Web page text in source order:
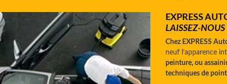
EXPRESS
LAISSEZ-NOUS
Chez EXPRESS
neuf l’apparence
peinture, ou
techniques de